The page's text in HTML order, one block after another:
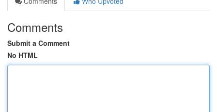
Comments
Submit a Comment
No HTML